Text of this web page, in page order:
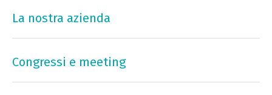
La nostra azienda
Congressi e meeting